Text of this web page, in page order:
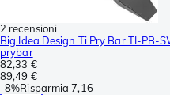
2 recensioni
Big Idea Design Ti Pry Bar TI-PB-
prybar
82,33 €
89,49 €
-8%Risparmia 7,16